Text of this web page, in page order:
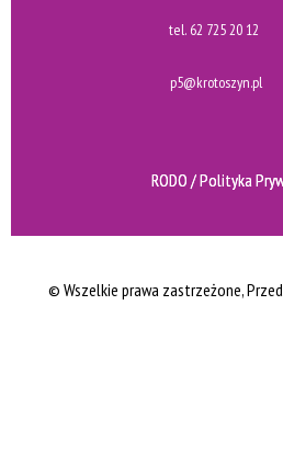
tel. 62 725 20 12
p5@krotoszyn.pl
RODO / Polityka
© Wszelkie prawa zastrzeżone,